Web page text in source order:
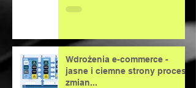
Wdrożenia e-commerce -
jasne i ciemne strony procesu
zmian...